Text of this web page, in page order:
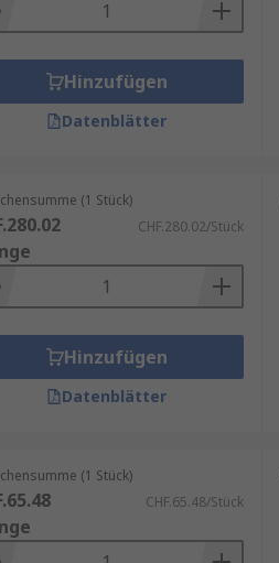
Hinzufügen
Datenblätter
(1 Stück)
CHF.280.02/Stück
Hinzufügen
Datenblätter
(1 Stück)
CHF.65.48/Stück